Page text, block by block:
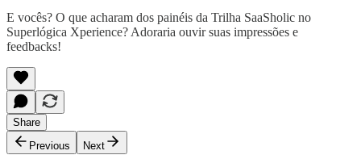
E vocês? O que acharam dos painéis da Trilha SaaSholic no
Superlógica Xperience? Adoraria ouvir suas impressões e
feedbacks!
Share
Previous
Next